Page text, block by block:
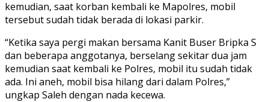
kemudian, saat korban kembali ke Mapolres, mobil
tersebut sudah tidak berada di lokasi parkir.
“Ketika saya pergi makan bersama Kanit Buser Bripka S
dan beberapa anggotanya, berselang sekitar dua jam
kemudian saat kembali ke Polres, mobil itu sudah tidak
ada. Ini aneh, mobil bisa hilang dari dalam Polres,”
ungkap Saleh dengan nada kecewa.